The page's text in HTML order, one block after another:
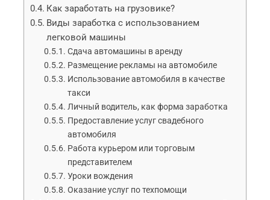
Как заработать на грузовике?
Виды заработка с использованием
легковой машины
Сдача автомашины в аренду
Размещение рекламы на автомобиле
Использование автомобиля в качестве
такси
Личный водитель, как форма заработка
Предоставление услуг свадебного
автомобиля
Работа курьером или торговым
представителем
Уроки вождения
Оказание услуг по техпомощи